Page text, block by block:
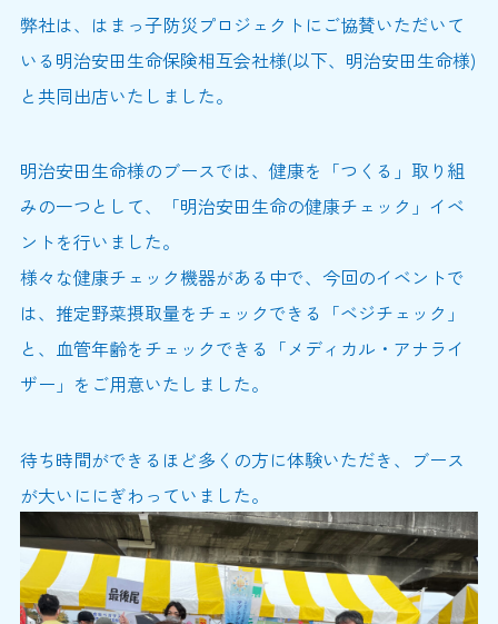
弊社は、はまっ子防災プロジェクトにご協賛いただいて
いる明治安田生命保険相互会社様(以下、明治安田生命様)
と共同出店いたしました。
明治安田生命様のブースでは、健康を「つくる」取り組
みの一つとして、「明治安田生命の健康チェック」イベ
ントを行いました。
様々な健康チェック機器がある中で、今回のイベントで
は、推定野菜摂取量をチェックできる「ベジチェック」
と、血管年齢をチェックできる「メディカル・アナライ
ザー」をご用意いたしました。
待ち時間ができるほど多くの方に体験いただき、ブース
が大いににぎわっていました。